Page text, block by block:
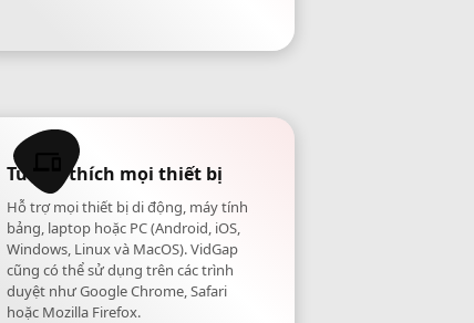
Tương thích mọi thiết bị
Hỗ trợ mọi thiết bị di động, máy tính
bảng, laptop hoặc PC (Android, iOS,
Windows, Linux và MacOS). VidGap
cũng có thể sử dụng trên các trình
duyệt như Google Chrome, Safari
hoặc Mozilla Firefox.